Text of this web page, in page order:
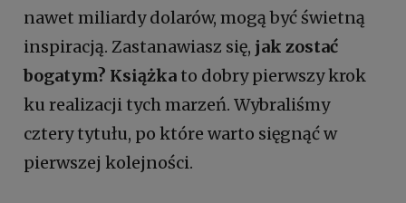
nawet miliardy dolarów, mogą być świetną
inspiracją. Zastanawiasz się, jak zostać
bogatym? Książka to dobry pierwszy krok
ku realizacji tych marzeń. Wybraliśmy
cztery tytułu, po które warto sięgnąć w
pierwszej kolejności.